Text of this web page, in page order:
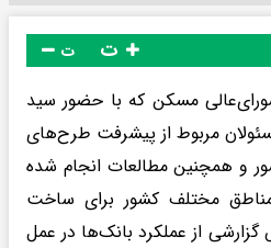
ت
مسکن که با حضور سید
مربوط از پیشرفت طرح‌های
و همچنین مطالعات انجام شده
مختلف کشور برای ساخت
از عملکرد بانک‌ها در عمل